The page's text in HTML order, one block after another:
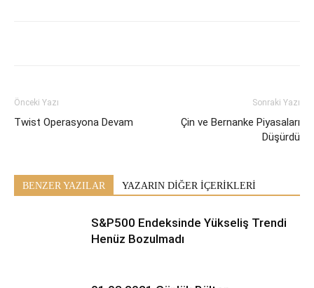
Önceki Yazı
Twist Operasyona Devam
Sonraki Yazı
Çin ve Bernanke Piyasaları
Düşürdü
BENZER YAZILAR YAZARIN DİĞER İÇERİKLERİ
S&P500 Endeksinde Yükseliş Trendi
Henüz Bozulmadı